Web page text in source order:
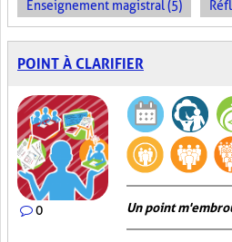
Enseignement magistral (5)
POINT À CLARIFIER
0 Un point